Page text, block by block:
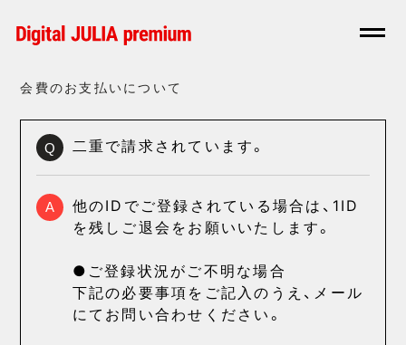
会費のお支払いについて
Q 二重で請求されています。
A
他のIDでご登録されている場合は、1ID
を残しご退会をお願いいたします。
●ご登録状況がご不明な場合
下記の必要事項をご記入のうえ、メール
にてお問い合わせください。